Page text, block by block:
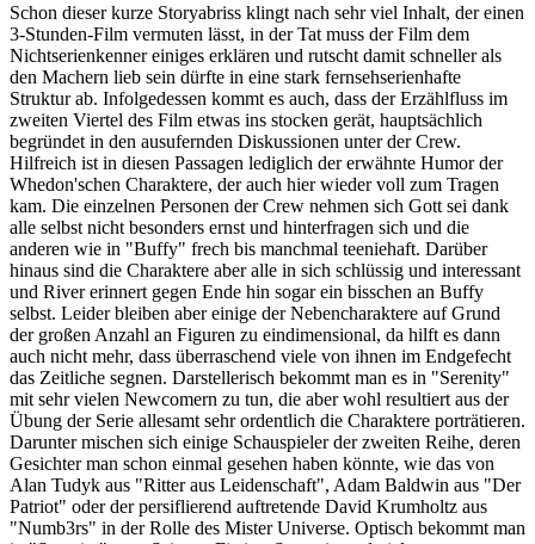
Schon dieser kurze Storyabriss klingt nach sehr viel Inhalt, der einen
3-Stunden-Film vermuten lässt, in der Tat muss der Film dem
Nichtserienkenner einiges erklären und rutscht damit schneller als
den Machern lieb sein dürfte in eine stark fernsehserienhafte
Struktur ab. Infolgedessen kommt es auch, dass der Erzählfluss im
zweiten Viertel des Film etwas ins stocken gerät, hauptsächlich
begründet in den ausufernden Diskussionen unter der Crew.
Hilfreich ist in diesen Passagen lediglich der erwähnte Humor der
Whedon'schen Charaktere, der auch hier wieder voll zum Tragen
kam. Die einzelnen Personen der Crew nehmen sich Gott sei dank
alle selbst nicht besonders ernst und hinterfragen sich und die
anderen wie in "Buffy" frech bis manchmal teeniehaft. Darüber
hinaus sind die Charaktere aber alle in sich schlüssig und interessant
und River erinnert gegen Ende hin sogar ein bisschen an Buffy
selbst. Leider bleiben aber einige der Nebencharaktere auf Grund
der großen Anzahl an Figuren zu eindimensional, da hilft es dann
auch nicht mehr, dass überraschend viele von ihnen im Endgefecht
das Zeitliche segnen. Darstellerisch bekommt man es in "Serenity"
mit sehr vielen Newcomern zu tun, die aber wohl resultiert aus der
Übung der Serie allesamt sehr ordentlich die Charaktere porträtieren.
Darunter mischen sich einige Schauspieler der zweiten Reihe, deren
Gesichter man schon einmal gesehen haben könnte, wie das von
Alan Tudyk aus "Ritter aus Leidenschaft", Adam Baldwin aus "Der
Patriot" oder der persiflierend auftretende David Krumholtz aus
"Numb3rs" in der Rolle des Mister Universe. Optisch bekommt man